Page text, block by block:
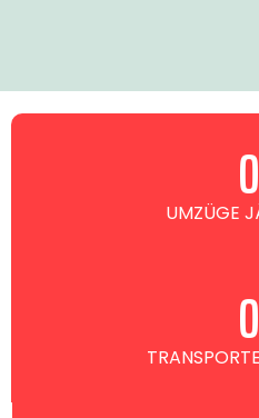
UMZÜGE0
0